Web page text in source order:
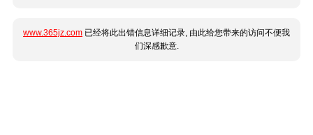
www.365jz.com 已经将此出错信息详细记录, 由此给您带来的访问不便我
们深感歉意.